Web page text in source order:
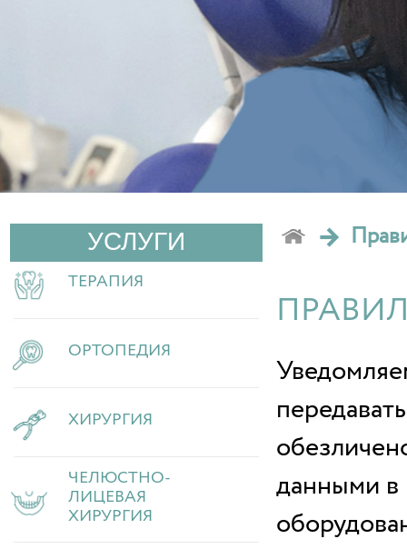
→
данными в
УСЛУГИ
ТЕРАПИЯ
ОРТОПЕДИЯ
ХИРУРГИЯ
ЧЕЛЮСТНО-
ЛИЦЕВАЯ
ХИРУРГИЯ